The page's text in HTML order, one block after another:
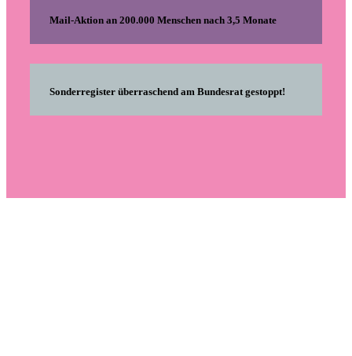
Mail-Aktion an 200.000 Menschen nach 3,5 Monate
Sonderregister überraschend am Bundesrat gestoppt!